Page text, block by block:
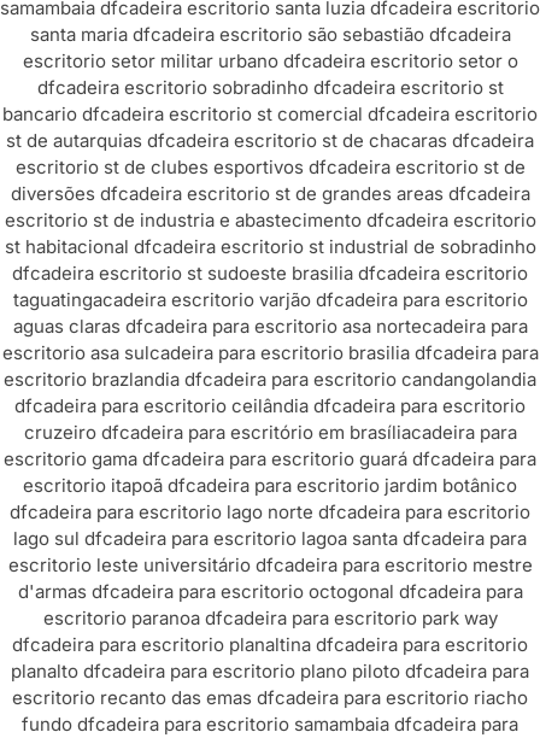
samambaia dfcadeira escritorio santa luzia dfcadeira escritorio
santa maria dfcadeira escritorio são sebastião dfcadeira
escritorio setor militar urbano dfcadeira escritorio setor o
dfcadeira escritorio sobradinho dfcadeira escritorio st
bancario dfcadeira escritorio st comercial dfcadeira escritorio
st de autarquias dfcadeira escritorio st de chacaras dfcadeira
escritorio st de clubes esportivos dfcadeira escritorio st de
diversões dfcadeira escritorio st de grandes areas dfcadeira
escritorio st de industria e abastecimento dfcadeira escritorio
st habitacional dfcadeira escritorio st industrial de sobradinho
dfcadeira escritorio st sudoeste brasilia dfcadeira escritorio
taguatingacadeira escritorio varjão dfcadeira para escritorio
aguas claras dfcadeira para escritorio asa nortecadeira para
escritorio asa sulcadeira para escritorio brasilia dfcadeira para
escritorio brazlandia dfcadeira para escritorio candangolandia
dfcadeira para escritorio ceilândia dfcadeira para escritorio
cruzeiro dfcadeira para escritório em brasíliacadeira para
escritorio gama dfcadeira para escritorio guará dfcadeira para
escritorio itapoã dfcadeira para escritorio jardim botânico
dfcadeira para escritorio lago norte dfcadeira para escritorio
lago sul dfcadeira para escritorio lagoa santa dfcadeira para
escritorio leste universitário dfcadeira para escritorio mestre
d'armas dfcadeira para escritorio octogonal dfcadeira para
escritorio paranoa dfcadeira para escritorio park way
dfcadeira para escritorio planaltina dfcadeira para escritorio
planalto dfcadeira para escritorio plano piloto dfcadeira para
escritorio recanto das emas dfcadeira para escritorio riacho
fundo dfcadeira para escritorio samambaia dfcadeira para